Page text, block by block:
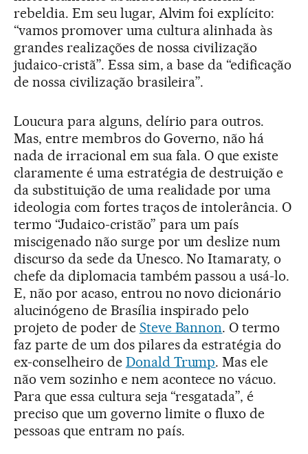
rebeldia. Em seu lugar, Alvim foi explícito:
“vamos promover uma cultura alinhada às
grandes realizações de nossa civilização
judaico-cristã”. Essa sim, a base da “edificação
de nossa civilização brasileira”.
Loucura para alguns, delírio para outros.
Mas, entre membros do Governo, não há
nada de irracional em sua fala. O que existe
claramente é uma estratégia de destruição e
da substituição de uma realidade por uma
ideologia com fortes traços de intolerância. O
termo “Judaico-cristão” para um país
miscigenado não surge por um deslize num
discurso da sede da Unesco. No Itamaraty, o
chefe da diplomacia também passou a usá-lo.
E, não por acaso, entrou no novo dicionário
alucinógeno de Brasília inspirado pelo
projeto de poder de Steve Bannon. O termo
faz parte de um dos pilares da estratégia do
ex-conselheiro de Donald Trump. Mas ele
não vem sozinho e nem acontece no vácuo.
Para que essa cultura seja “resgatada”, é
preciso que um governo limite o fluxo de
pessoas que entram no país.